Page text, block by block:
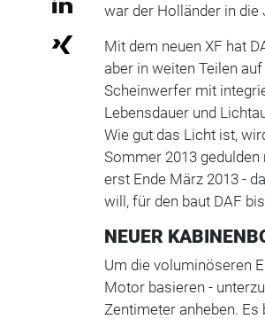
war der Holländer in die
Mit dem neuen XF hat
aber in weiten Teilen
Scheinwerfer mit
Lebensdauer und
Wie gut das Licht ist,
Sommer 2013
erst Ende März 2013 -
will, für den baut DAF
NEUER
Um die voluminöseren
Motor basieren -
Zentimeter anheben.